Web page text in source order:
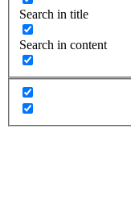
Search in title
Search in content